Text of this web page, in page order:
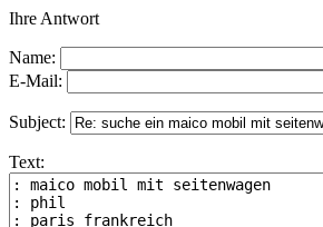
Ihre Antwort
Name:
E-Mail:
Subject:
Text: